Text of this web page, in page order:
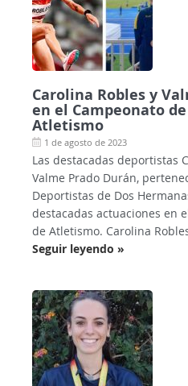
Carolina Robles y
en el Campeonato
Atletismo
1 de agosto de 2023
Las destacadas deportistas
Valme Prado Durán,
Deportistas de Dos
destacadas actuaciones en
de Atletismo. Carolina
Seguir leyendo »